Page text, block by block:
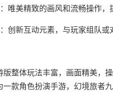
美精致的画风和流畅操作，
新互动元素，与玩家组队或
体玩法丰富，画面精美，操
一款角色扮演手游，幻境旅者